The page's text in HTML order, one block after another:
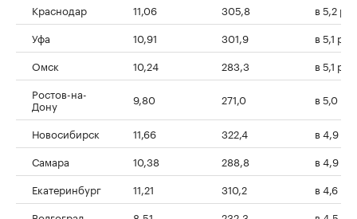
Краснодар
11,06 305,8
в 5,2
Уфа
10,91 301,9
в 5,1
Омск
10,24 283,3
в 5,1
Ростов-на-
Дону 9,80 271,0 в 5,0 раз
Новосибирск 11,66 322,4
в 4,9
Самара
10,38 288,8
в 4,9
Екатеринбург
11,21 310,2
в 4,6